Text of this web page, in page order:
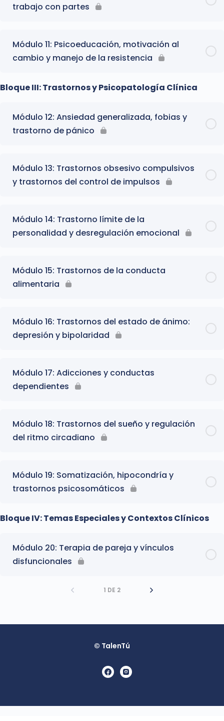
trabajo con partes
Módulo 11: Psicoeducación, motivación al
cambio y manejo de la resistencia
Bloque III: Trastornos y Psicopatología Clínica
Módulo 12: Ansiedad generalizada, fobias y
trastorno de pánico
Módulo 13: Trastornos obsesivo compulsivos
y trastornos del control de impulsos
Módulo 14: Trastorno límite de la
personalidad y desregulación emocional
Módulo 15: Trastornos de la conducta
alimentaria
Módulo 16: Trastornos del estado de ánimo:
depresión y bipolaridad
Módulo 17: Adicciones y conductas
dependientes
Módulo 18: Trastornos del sueño y regulación
del ritmo circadiano
Módulo 19: Somatización, hipocondría y
trastornos psicosomáticos
Bloque IV: Temas Especiales y Contextos Clínicos
Módulo 20: Terapia de pareja y vínculos
disfuncionales
1 DE 2
© TalenTú